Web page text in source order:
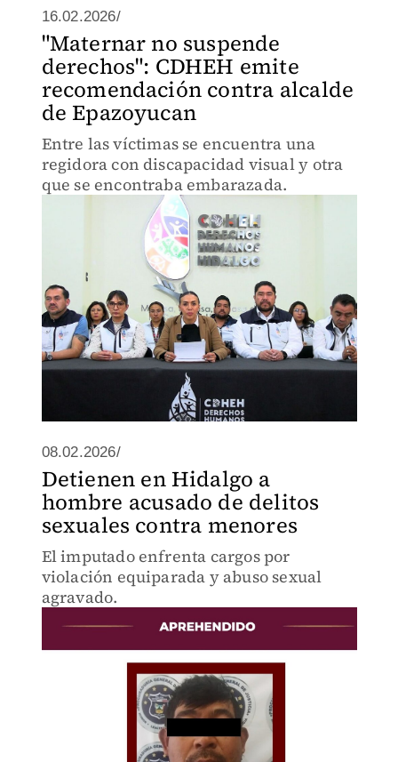
16.02.2026/
"Maternar no suspende
derechos": CDHEH emite
recomendación contra alcalde
de Epazoyucan
Entre las víctimas se encuentra una
regidora con discapacidad visual y otra
que se encontraba embarazada.
08.02.2026/
Detienen en Hidalgo a
hombre acusado de delitos
sexuales contra menores
El imputado enfrenta cargos por
violación equiparada y abuso sexual
agravado.